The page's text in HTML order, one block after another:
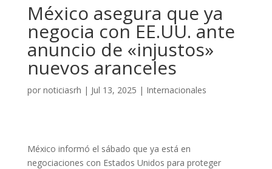
México asegura que ya
negocia con EE.UU. ante
anuncio de «injustos»
nuevos aranceles
por noticiasrh | Jul 13, 2025 | Internacionales
México informó el sábado que ya está en
negociaciones con Estados Unidos para proteger